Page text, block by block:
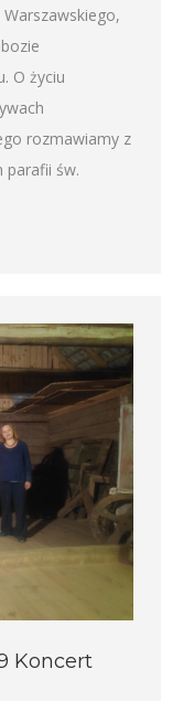
O życiu
rozmawiamy z
parafii św.
Koncert